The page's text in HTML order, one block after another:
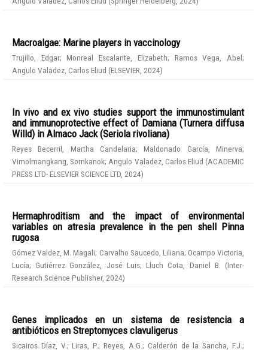
Macroalgae: Marine players in vaccinology
Trujillo, Edgar;Monreal Escalante, Elizabeth; Ramos Vega, Abel;
Angulo Valadez, Carlos Eliud (ELSEVIER 2024)
In vivo and ex vivo studies support the immunostimulant
and immunoprotective effect of Damiana (Turnera diffusa
Willd) in Almaco Jack (Seriola rivoliana)
Reyes Becerril, Martha Candelaria;Maldonado García, Minerva;
Vimolmangkang, Sornkanok; Angulo Valadez, Carlos Eliud (ACADEMIC
PRESS LTD- ELSEVIER SCIENCE LTD 2024)
Hermaphroditism and the impact of environmental
variables on atresia prevalence in the pen shell Pinna
rugosa
Gómez Valdez, M. Magali; Carvalho Saucedo, Liliana; Ocampo Victoria,
Lucía;Gutiérrez González, José Luis;Lluch Cota, Daniel B. (Inter-
Research Science Publisher, 2024)
Genes implicados en un sistema de resistencia a
antibióticos en Streptomyces clavuligerus
Sicairos Díaz, V.;Liras, P.;Reyes, A.G. ; Calderón de la Sancha, F.J.;